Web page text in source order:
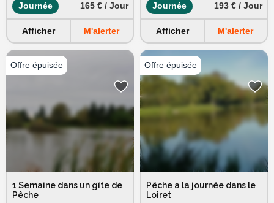
Journée 165 € / Jour
Afficher M'alerter
Journée 193 € / Jour
Afficher M'alerter
1 Semaine dans un gîte de
Pêche
Pêche a la journée dans le
Loiret